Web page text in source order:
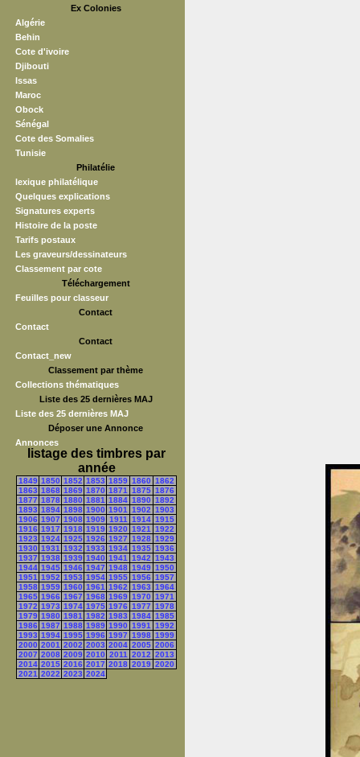
Ex Colonies
Algérie
Behin
Cote d'ivoire
Djibouti
Issas
Maroc
Obock
Sénégal
Cote des Somalies
Tunisie
Philatélie
lexique philatélique
Quelques explications
Signatures experts
Histoire de la poste
Tarifs postaux
Les graveurs/dessinateurs
Classement par cote
Téléchargement
Feuilles pour classeur
Contact
Contact
Contact
Contact_new
Classement par thème
Collections thématiques
Liste des 25 dernières MAJ
Liste des 25 dernières MAJ
Déposer une Annonce
Annonces
listage des timbres par
année
1849 1850 1852 1853 1859 1860 1862
1863 1868 1869 1870 1871 1875 1876
1877 1878 1880 1881 1884 1890 1892
1893 1894 1898 1900 1901 1902 1903
1906 1907 1908 1909 1911 1914 1915
1916 1917 1918 1919 1920 1921 1922
1923 1924 1925 1926 1927 1928 1929
1930 1931 1932 1933 1934 1935 1936
1937 1938 1939 1940 1941 1942 1943
1944 1945 1946 1947 1948 1949 1950
1951 1952 1953 1954 1955 1956 1957
1958 1959 1960 1961 1962 1963 1964
1965 1966 1967 1968 1969 1970 1971
1972 1973 1974 1975 1976 1977 1978
1979 1980 1981 1982 1983 1984 1985
1986 1987 1988 1989 1990 1991 1992
1993 1994 1995 1996 1997 1998 1999
2000 2001 2002 2003 2004 2005 2006
2007 2008 2009 2010 2011 2012 2013
2014 2015 2016 2017 2018 2019 2020
2021 2022 2023 2024